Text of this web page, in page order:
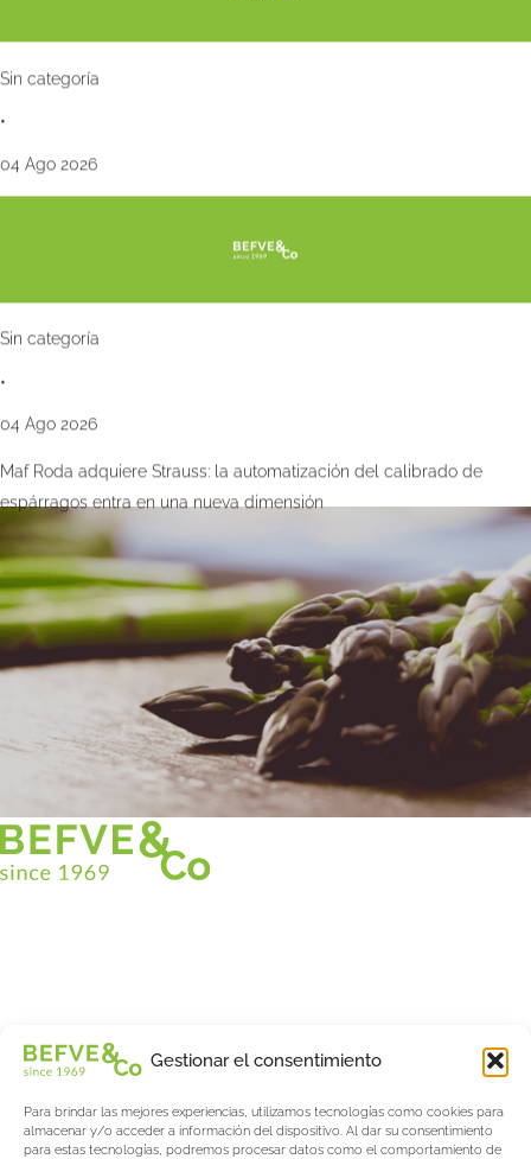
Gestionar el consentimiento
Para brindar las mejores experiencias, utilizamos tecnologías como cookies para
almacenar y/o acceder a información del dispositivo. Al dar su consentimiento
para estas tecnologías, podremos procesar datos como el comportamiento de
Sin categoría
•
04 Ago 2026
Sin categoría
•
04 Ago 2026
Maf Roda adquiere Strauss: la automatización del calibrado de
espárragos entra en una nueva dimensión
Befve & Co
Servicios
Fogonadura